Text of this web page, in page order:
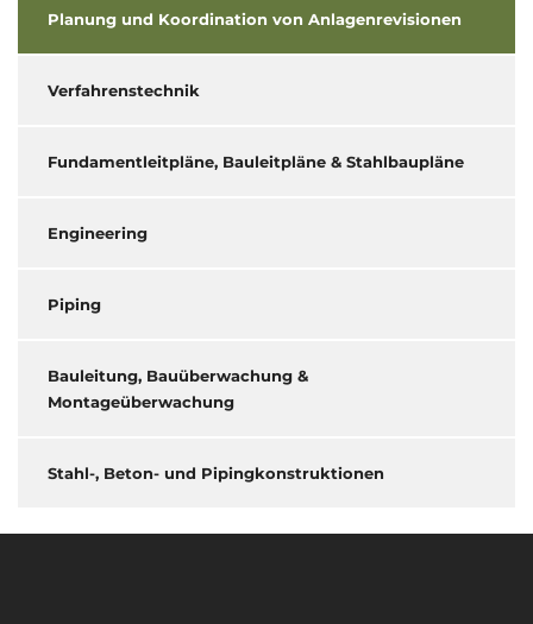
Planung und Koordination von Anlagenrevisionen
Verfahrenstechnik
Fundamentleitpläne, Bauleitpläne & Stahlbaupläne
Engineering
Piping
Bauleitung, Bauüberwachung &
Montageüberwachung
Stahl-, Beton- und Pipingkonstruktionen